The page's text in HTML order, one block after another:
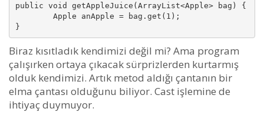
public void getAppleJuice(ArrayList<Apple> bag) {
Apple anApple = bag.get(1);
}
Biraz kısıtladık kendimizi değil mi? Ama program
çalışırken ortaya çıkacak sürprizlerden kurtarmış
olduk kendimizi. Artık metod aldığı çantanın bir
elma çantası olduğunu biliyor. Cast işlemine de
ihtiyaç duymuyor.